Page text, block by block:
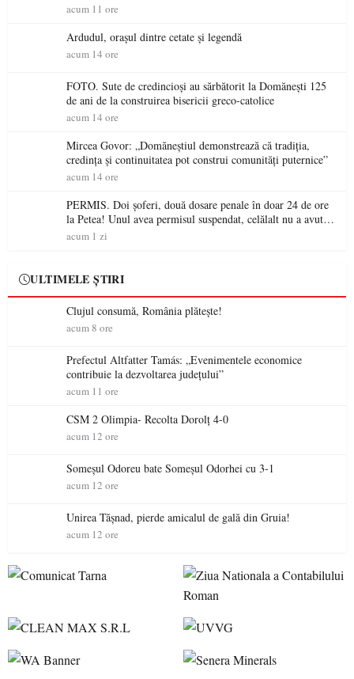
acum 11 ore
Ardudul, orașul dintre cetate și legendă
acum 14 ore
FOTO. Sute de credincioși au sărbătorit la Domănești 125
de ani de la construirea bisericii greco-catolice
acum 14 ore
Mircea Govor: „Domăneștiul demonstrează că tradiția,
credința și continuitatea pot construi comunități puternice”
acum 14 ore
PERMIS. Doi șoferi, două dosare penale în doar 24 de ore
la Petea! Unul avea permisul suspendat, celălalt nu a avut
niciodată permis
acum 1 zi
ULTIMELE ȘTIRI
Clujul consumă, România plătește!
acum 8 ore
Prefectul Altfatter Tamás: „Evenimentele economice
contribuie la dezvoltarea județului”
acum 11 ore
CSM 2 Olimpia- Recolta Dorolț 4-0
acum 12 ore
Someșul Odoreu bate Someșul Odorhei cu 3-1
acum 12 ore
Unirea Tășnad, pierde amicalul de gală din Gruia!
acum 12 ore